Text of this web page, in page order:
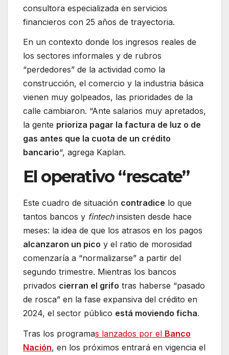
consultora especializada en servicios
financieros con 25 años de trayectoria.
En un contexto donde los ingresos reales de
los sectores informales y de rubros
“perdedores” de la actividad como la
construcción, el comercio y la industria básica
vienen muy golpeados, las prioridades de la
calle cambiaron. “Ante salarios muy apretados,
la gente prioriza pagar la factura de luz o de
gas antes que la cuota de un crédito
bancario“, agrega Kaplan.
El operativo “rescate”
Este cuadro de situación contradice lo que
tantos bancos y fintechinsisten desde hace
meses: la idea de que los atrasos en los pagos
alcanzaron un pico y el ratio de morosidad
comenzaría a “normalizarse” a partir del
segundo trimestre. Mientras los bancos
privados cierran el grifo tras haberse “pasado
de rosca” en la fase expansiva del crédito en
2024, el sector público está moviendo ficha.
Tras los programas lanzados por el Banco
Nación, en los próximos entrará en vigencia el